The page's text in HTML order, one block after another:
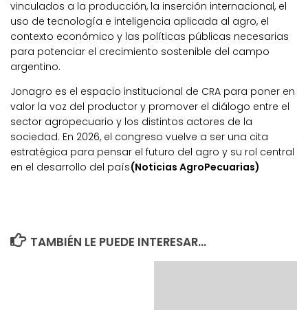
vinculados a la producción, la inserción internacional, el
uso de tecnología e inteligencia aplicada al agro, el
contexto económico y las políticas públicas necesarias
para potenciar el crecimiento sostenible del campo
argentino.
Jonagro es el espacio institucional de CRA para poner en
valor la voz del productor y promover el diálogo entre el
sector agropecuario y los distintos actores de la
sociedad. En 2026, el congreso vuelve a ser una cita
estratégica para pensar el futuro del agro y su rol central
en el desarrollo del país(Noticias AgroPecuarias)
TAMBIÉN LE PUEDE INTERESAR...